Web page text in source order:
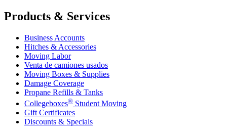
Products & Services
Business Accounts
Hitches & Accessories
Moving Labor
Venta de camiones usados
Moving Boxes & Supplies
Damage Coverage
Propane Refills & Tanks
Collegeboxes® Student Moving
Gift Certificates
Discounts & Specials